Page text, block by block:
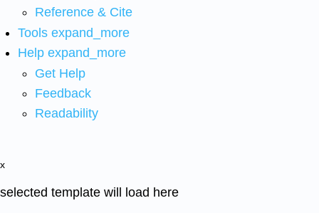
Reference & Cite
Tools expand_more
Help expand_more
Get Help
Feedback
Readability
x
selected template will load here